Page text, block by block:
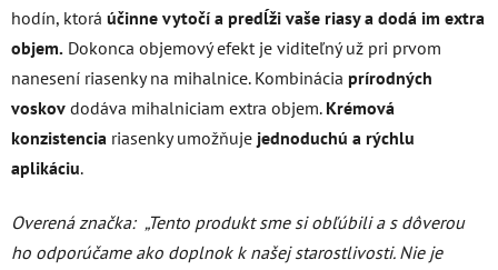
hodín, ktorá účinne vytočí a predĺži vaše riasy a dodá im extra
objem. Dokonca objemový efekt je viditeľný už pri prvom
nanesení riasenky na mihalnice. Kombinácia prírodných
voskov dodáva mihalniciam extra objem. Krémová
konzistencia riasenky umožňuje jednoduchú a rýchlu
aplikáciu.
Overená značka: „Tento produkt sme si obľúbili a s dôverou
ho odporúčame ako doplnok k našej starostlivosti. Nie je